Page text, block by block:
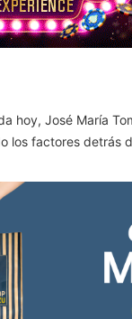
hoy, José María
los factores detrás